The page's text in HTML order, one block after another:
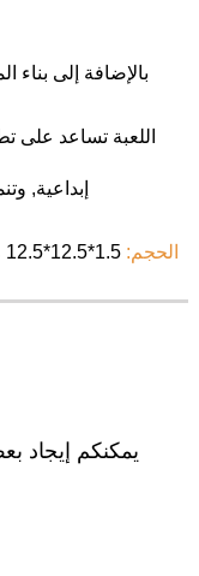
بالإضافة إلى بناء
اللعبة تساعد على
إبداعية,
الحجم:1.5*12.5*12.5 ملم
يمكنكم إيجاد